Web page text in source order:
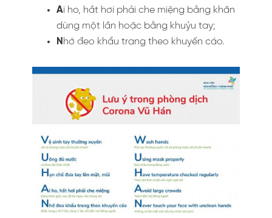
Ai ho, hắt hơi phải che miệng bằng khăn
dùng một lần hoặc bằng khuỷu tay;
N hớ đeo khẩu trang theo khuyến cáo.